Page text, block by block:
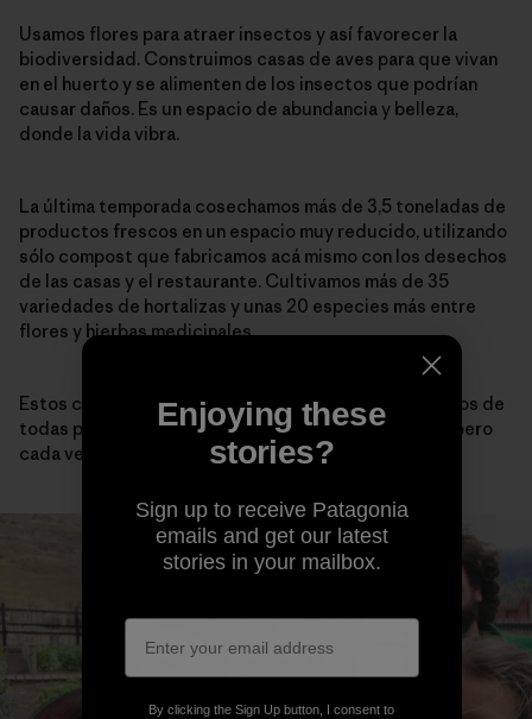
Usamos flores para atraer insectos y así favorecer la
biodiversidad. Construimos casas de aves para que vivan
en el huerto y se alimenten de los insectos que podrían
causar daños. Es un espacio de abundancia y belleza,
donde la vida vibra.
La última temporada cosechamos más de 3,5 toneladas de
productos frescos en un espacio muy reducido, utilizando
sólo compost que fabricamos acá mismo con los desechos
de las casas y el restaurante. Cultivamos más de 35
variedades de hortalizas y unas 20 especies más entre
flores y hierbas medicinales.
Estos cuatro años han pasado por el huerto voluntarios de
todas partes del mundo. Es un movimiento pequeño pero
cada vez con más fuerza.
Enjoying these
stories?
Sign up to receive Patagonia
emails and get our latest
stories in your mailbox.
By clicking the Sign Up button, I consent to